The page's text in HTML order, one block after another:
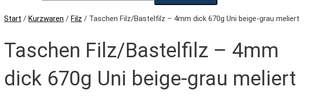
Start / Kurzwaren / Filz / Taschen Filz/Bastelfilz – 4mm dick 670g Uni beige-grau meliert
Taschen Filz/Bastelfilz – 4mm
dick 670g Uni beige-grau meliert